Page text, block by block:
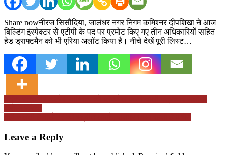
Share nowनीरज सिसौदिया, जालंधर नगर निगम कमिश्नर दीपशिखा ने आज
बिल्डिंग इंस्पेक्टर से एटीपी के पद पर प्रमोट किए गए तीन अधिकारियों सहित
हेड ड्राफ्टमैन को भी एरिया अलॉट किया है। नीचे देखें पूरी लिस्ट…
Post
navigation
Leave a Reply